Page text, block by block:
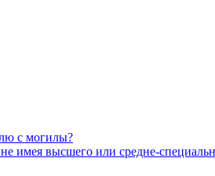
с могилы?
имея высшего или средне-